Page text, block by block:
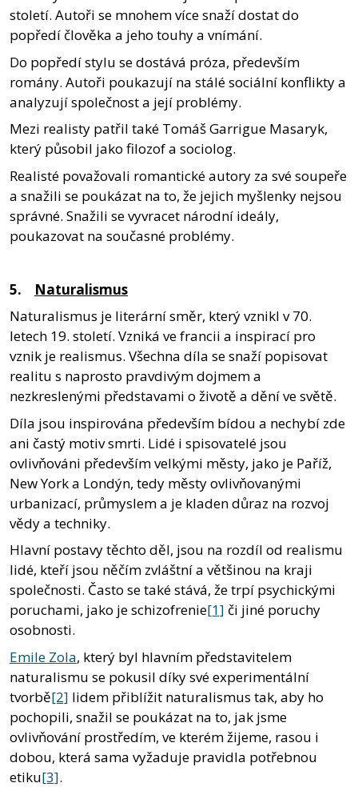
století. Autoři se mnohem více snaží dostat do
popředí člověka a jeho touhy a vnímání.
Do popředí stylu se dostává próza, především
romány. Autoři poukazují na stálé sociální konflikty a
analyzují společnost a její problémy.
Mezi realisty patřil také Tomáš Garrigue Masaryk,
který působil jako filozof a sociolog.
Realisté považovali romantické autory za své soupeře
a snažili se poukázat na to, že jejich myšlenky nejsou
správné. Snažili se vyvracet národní ideály,
poukazovat na současné problémy.
5. Naturalismus
Naturalismus je literární směr, který vznikl v 70.
letech 19. století. Vzniká ve francii a inspirací pro
vznik je realismus. Všechna díla se snaží popisovat
realitu s naprosto pravdivým dojmem a
nezkreslenými představami o životě a dění ve světě.
Díla jsou inspirována především bídou a nechybí zde
ani častý motiv smrti. Lidé i spisovatelé jsou
ovlivňováni především velkými městy, jako je Paříž,
New York a Londýn, tedy městy ovlivňovanými
urbanizací, průmyslem a je kladen důraz na rozvoj
vědy a techniky.
Hlavní postavy těchto děl, jsou na rozdíl od realismu
lidé, kteří jsou něčím zvláštní a většinou na kraji
společnosti. Často se také stává, že trpí psychickými
poruchami, jako je schizofrenie[1] či jiné poruchy
osobnosti.
Emile Zola, který byl hlavním představitelem
naturalismu se pokusil díky své experimentální
tvorbě[2] lidem přiblížit naturalismus tak, aby ho
pochopili, snažil se poukázat na to, jak jsme
ovlivňování prostředím, ve kterém žijeme, rasou i
dobou, která sama vyžaduje pravidla potřebnou
etiku[3].